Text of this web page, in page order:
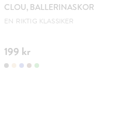
CLOU, BALLERINASKOR
EN RIKTIG KLASSIKER
199 kr